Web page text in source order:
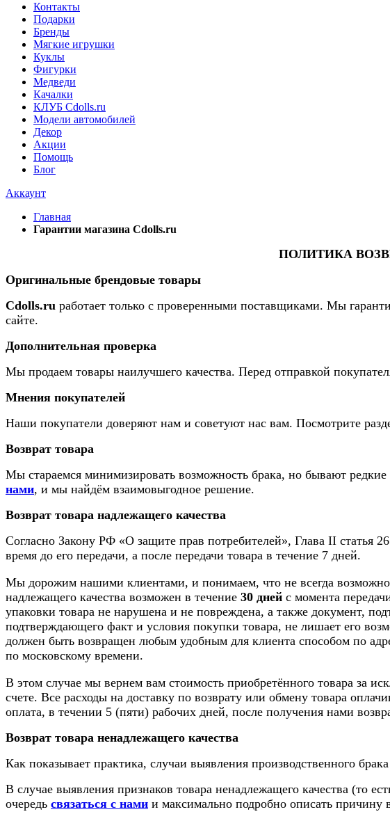
Контакты
Подарки
Бренды
Мягкие игрушки
Куклы
Фигурки
Медведи
Качалки
КЛУБ Cdolls.ru
Модели автомобилей
Декор
Акции
Помощь
Блог
Аккаунт
Главная
Гарантии магазина Cdolls.ru
ПОЛИТИКА
Оригинальные брендовые товары
Cdolls.ru работает только с проверенными поставщиками. Мы
сайте.
Дополнительная проверка
Мы продаем товары наилучшего качества. Перед отправкой
Мнения покупателей
Наши покупатели доверяют нам и советуют нас вам. Посмотрите
Возврат товара
Мы стараемся минимизировать возможность брака, но бывают
нами, и мы найдём взаимовыгодное решение.
Возврат товара надлежащего качества
Согласно Закону РФ «О защите прав потребителей», Глава II статья
время до его передачи, а после передачи товара в течение 7 дней.
Мы дорожим нашими клиентами, и понимаем, что не всегда возможно
надлежащего качества возможен в течение 30 дней с момента
упаковки товара не нарушена и не повреждена, а также документ,
подтверждающего факт и условия покупки товара, не лишает его
должен быть возвращен любым удобным для клиента способом по
по московскому времени.
В этом случае мы вернем вам стоимость приобретённого товара за
счете. Все расходы на доставку по возврату или обмену товара
оплата, в течении 5 (пяти) рабочих дней, после получения нами
Возврат товара ненадлежащего качества
Как показывает практика, случаи выявления производственного
В случае выявления признаков товара ненадлежащего качества (то
очередь связаться с нами и максимально подробно описать